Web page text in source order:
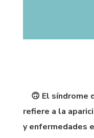
🙃 El síndrome
refiere a la
y enfermedades